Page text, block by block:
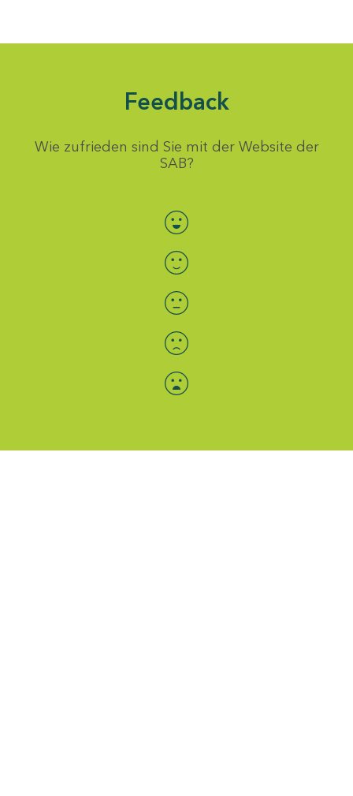
Feedback
Wie zufrieden sind Sie mit der Website der
SAB?
Bewertung auswählen